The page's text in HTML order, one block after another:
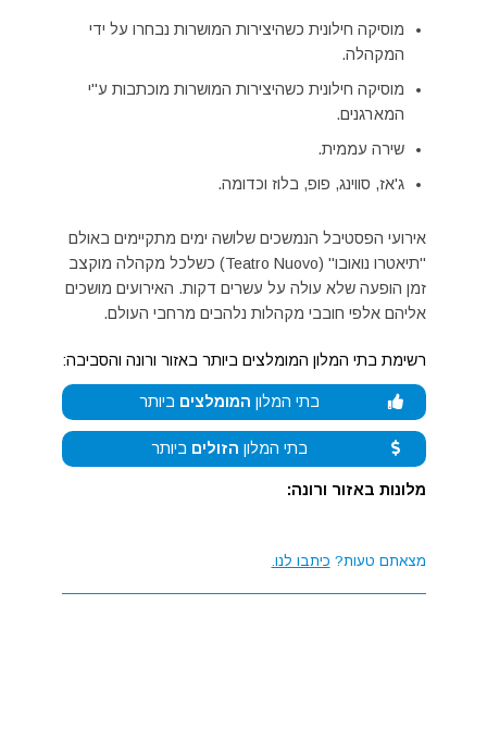
מוסיקה חילונית כשהיצירות המושרות נבחרו על ידי
המקהלה.
מוסיקה חילונית כשהיצירות המושרות מוכתבות ע"י
המארגנים.
שירה עממית.
ג'אז, סווינג, פופ, בלוז וכדומה.
אירועי הפסטיבל הנמשכים שלושה ימים מתקיימים באולם
"תיאטרו נואובו" (Teatro Nuovo) כשלכל מקהלה מוקצב
זמן הופעה שלא עולה על עשרים דקות. האירועים מושכים
אליהם אלפי חובבי מקהלות נלהבים מרחבי העולם.
רשימת בתי המלון המומלצים ביותר באזור ורונה והסביבה:
בתי המלון המומלצים ביותר
בתי המלון הזולים ביותר
מלונות באזור ורונה:
מצאתם טעות? כיתבו לנו.